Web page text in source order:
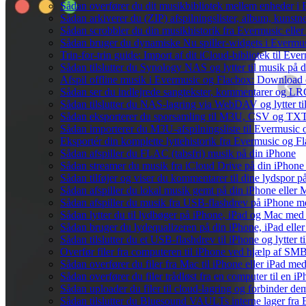
Sådan overfører du dit musikbibliotek mellem enheder i
Sådan arkiverer du (ZIP) afspilningslister, album,
Sådan scrobbler du din musikhistorik fra Evermusic
Sådan bruger du dynamiske Nu spiller-widgets i
Trin-for-trin guide: Import af dit iCloud-bibliotek til
Sådan tilslutter du Synology NAS og lytter til musik på
Afspil offline musik i Evermusic og Flacbox:
Sådan ser du indlejrede sangtekster, kommentarer og
Sådan tilslutter du NAS-lagring via WebDAV og lytter
Sådan eksporterer du sporsamling til M3U, CSV og
Sådan importerer du M3U-afspilningsliste til Evermusic
Eksportér din komplette lyttehistorik fra Evermusic og
Sådan afspiller du FLAC (tabsfri) musik på din iPhone
Sådan streamer du musik fra iCloud Drive på din
Sådan tilføjer og viser du kommentarer til dine lydspor
Sådan afspiller du lokal musik gemt på din iPhone eller
Sådan afspiller du musik fra USB-flashdrev på iPhone
Sådan lytter du til lydbøger på iPhone, iPad og Mac
Sådan bruger du lydequalizeren på din iPhone, iPad
Sådan tilslutter du et USB-flashdrev til iPhone og lytter
Overfør filer fra computeren til iPhone ved hjælp af
Sådan overfører du filer fra Mac til iPhone eller iPad
Sådan overfører du filer trådløst fra en computer til en
Sådan uploader du filer til cloud-lagring og forbinder
Sådan tilslutter du Bluesound VAULTs interne lager fra